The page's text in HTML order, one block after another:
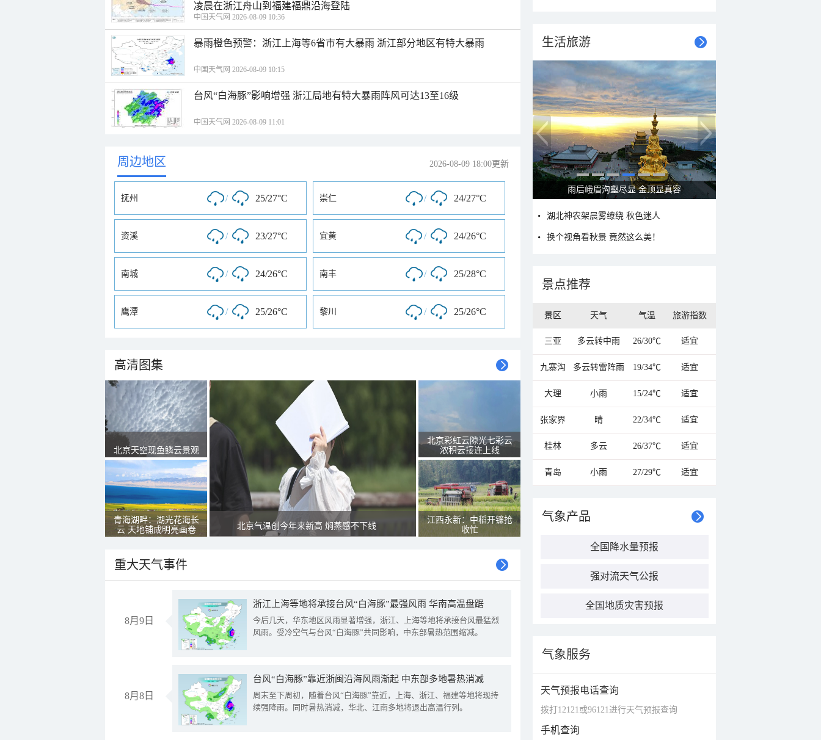
凌晨在浙江舟山到福建福鼎沿海登陆
中国天气网 2026-08-09 10:36
暴雨橙色预警：浙江上海等6省市有大暴雨 浙江部分地区有特大暴雨
中国天气网 2026-08-09 10:15
台风“白海豚”影响增强 浙江局地有特大暴雨阵风可达13至16级
中国天气网 2026-08-09 11:01
周边地区 2026-08-09 18:00更新
抚州 / 25/27°C 崇仁 / 24/27°C
资溪 / 23/27°C 宜黄 / 24/26°C
南城 / 24/26°C 南丰 / 25/28°C
鹰潭 / 25/26°C 黎川 / 25/26°C
高清图集
北京天空现鱼鳞云景观
青海湖畔：湖光花海长
云 天地铺成明亮画卷
北京气温创今年来新高 焖蒸感不下线
北京彩虹云隙光七彩云
浓积云接连上线
江西永新：中稻开镰抢
收忙
重大天气事件
8月9日
浙江上海等地将承接台风“白海豚”最强风雨 华南高温盘踞
今后几天，华东地区风雨显著增强，浙江、上海等地将承接台风最猛烈
风雨。受冷空气与台风“白海豚”共同影响，中东部暑热范围缩减。
8月8日
台风“白海豚”靠近浙闽沿海风雨渐起 中东部多地暑热消减
周末至下周初，随着台风“白海豚”靠近，上海、浙江、福建等地将现持
续强降雨。同时暑热消减，华北、江南多地将退出高温行列。
生活旅游
雨后峨眉沟壑尽显 金顶显真容
湖北神农架晨雾缭绕 秋色迷人
换个视角看秋景 竟然这么美！
景点推荐
景区 天气 气温 旅游指数
三亚 多云转中雨 26/30℃ 适宜
九寨沟 多云转雷阵雨 19/34℃ 适宜
大理 小雨 15/24℃ 适宜
张家界 晴 22/34℃ 适宜
桂林 多云 26/37℃ 适宜
青岛 小雨 27/29℃ 适宜
气象产品
全国降水量预报
强对流天气公报
全国地质灾害预报
气象服务
天气预报电话查询
拨打12121或96121进行天气预报查询
手机查询